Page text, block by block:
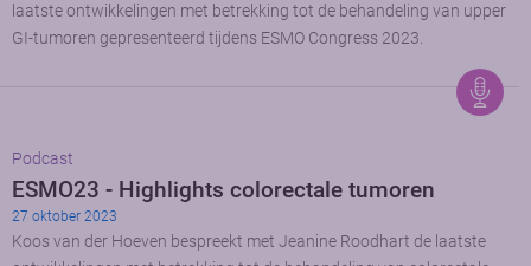
laatste ontwikkelingen met betrekking tot de behandeling van upper
GI-tumoren gepresenteerd tijdens ESMO Congress 2023.
Podcast
ESMO23 - Highlights colorectale tumoren
27 oktober 2023
Koos van der Hoeven bespreekt met Jeanine Roodhart de laatste